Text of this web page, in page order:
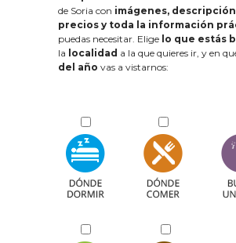
de Soria con imágenes,
precios y toda la información
puedas necesitar. Elige lo que estás
la localidad a la que quieres ir, y en
del año vas a vistarnos: